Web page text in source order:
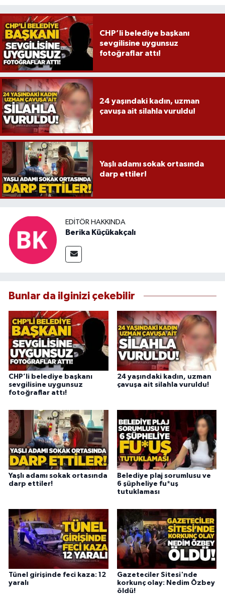
CHP’li belediye başkanı
sevgilisine uygunsuz
fotoğraflar attı!
24 yaşındaki kadın, uzman
çavuşa ait silahla vuruldu!
Yaşlı adamı sokak ortasında
darp ettiler!
EDITÖR HAKKINDA
Berika Küçükakçalı
Bunlar da ilginizi çekebilir
CHP’li belediye başkanı
sevgilisine uygunsuz
fotoğraflar attı!
24 yaşındaki kadın, uzman
çavuşa ait silahla vuruldu!
Yaşlı adamı sokak ortasında
darp ettiler!
Belediye plaj sorumlusu ve
6 şüpheliye fu*uş
tutuklaması
Tünel girişinde feci kaza: 12
yaralı
Gazeteciler Sitesi'nde
korkunç olay: Nedim Özbey
öldü!